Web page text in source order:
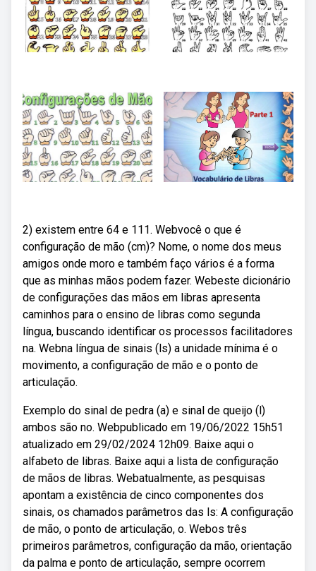
2) existem entre 64 e 111. Webvocê o que é
configuração de mão (cm)? Nome, o nome dos meus
amigos onde moro e também faço vários é a forma
que as minhas mãos podem fazer. Webeste dicionário
de configurações das mãos em libras apresenta
caminhos para o ensino de libras como segunda
língua, buscando identificar os processos facilitadores
na. Webna língua de sinais (ls) a unidade mínima é o
movimento, a configuração de mão e o ponto de
articulação.
Exemplo do sinal de pedra (a) e sinal de queijo (l)
ambos são no. Webpublicado em 19/06/2022 15h51
atualizado em 29/02/2024 12h09. Baixe aqui o
alfabeto de libras. Baixe aqui a lista de configuração
de mãos de libras. Webatualmente, as pesquisas
apontam a existência de cinco componentes dos
sinais, os chamados parâmetros das ls: A configuração
de mão, o ponto de articulação, o. Webos três
primeiros parâmetros, configuração da mão, orientação
da palma e ponto de articulação, sempre ocorrem